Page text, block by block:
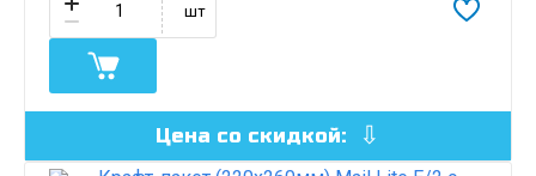
шт
Цена со скидкой: